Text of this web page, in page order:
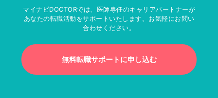
マイナビDOCTORでは、医師専任のキャリアパートナーが
あなたの転職活動をサポートいたします。お気軽にお問い
合わせください。
無料転職サポートに申し込む